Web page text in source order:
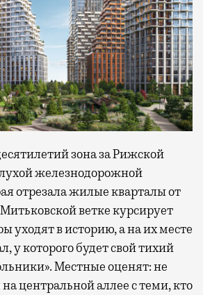
зона за Рижской
железнодорожной
отрезала жилые кварталы от
ветке курсирует
уходят в историю, а на их месте
у которого будет свой тихий
Местные оценят: не
центральной аллее с теми, кто